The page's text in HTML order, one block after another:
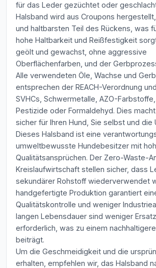
für das Leder gezüchtet oder
Halsband wird aus Croupons
und haltbarsten Teil des Rückens, was
hohe Haltbarkeit und Reißfestigkeit
geölt und gewachst, ohne aggressive
Oberflächenfarben, und der
Alle verwendeten Öle, Wachse und
entsprechen der REACH-Verordnung
SVHCs, Schwermetalle, AZO-Farbstoffe,
Pestizide oder Formaldehyd. Dies
sicher für Ihren Hund, Sie selbst und die
Dieses Halsband ist eine
umweltbewusste Hundebesitzer mit
Qualitätsansprüchen. Der Zero-Waste-
Kreislaufwirtschaft stellen sicher, dass
sekundärer Rohstoff wiederverwendet
handgefertigte Produktion garantiert
Qualitätskontrolle und weniger
langen Lebensdauer sind weniger
erforderlich, was zu einem
beiträgt.
Um die Geschmeidigkeit und die
erhalten, empfehlen wir, das Halsband